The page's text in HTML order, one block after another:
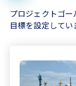
プロジェクトゴ
目標を設定してい